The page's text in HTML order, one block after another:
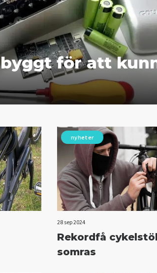
för att
nyheter
28 sep 2024
Rekordfå
somras